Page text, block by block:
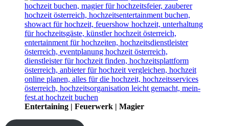
Entertaining | Feuerwerk | Magier